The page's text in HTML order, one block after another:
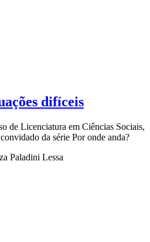
difíceis
de Licenciatura em Ciências Sociais,
da série Por onde anda?
Paladini Lessa